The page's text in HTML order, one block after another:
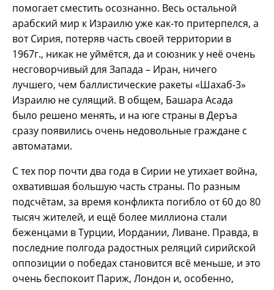
помогает сместить осознанно. Весь остальной
арабский мир к Израилю уже как-то притерпелся, а
вот Сирия, потеряв часть своей территории в
1967г., никак не уймётся, да и союзник у неё очень
несговорчивый для Запада – Иран, ничего
лучшего, чем баллистические ракеты «Шахаб-3»
Израилю не сулящий. В общем, Башара Асада
было решено менять, и на юге страны в Деръа
сразу появились очень недовольные граждане с
автоматами.
С тех пор почти два года в Сирии не утихает война,
охватившая большую часть страны. По разным
подсчётам, за время конфликта погибло от 60 до 80
тысяч жителей, и ещё более миллиона стали
беженцами в Турции, Иордании, Ливане. Правда, в
последние полгода радостных реляций сирийской
оппозиции о победах становится всё меньше, и это
очень беспокоит Париж, Лондон и, особенно,